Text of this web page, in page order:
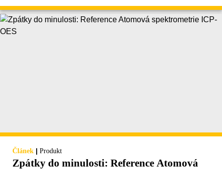
Článek | Produkt
Zpátky do minulosti: Reference Atomová